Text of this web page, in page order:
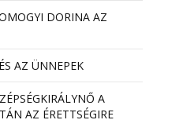
DORINA AZ
AZ ÜNNEPEK
A
AZ ÉRETTSÉGIRE